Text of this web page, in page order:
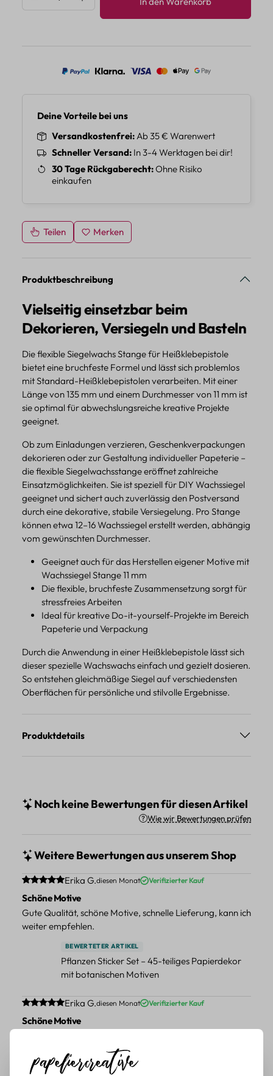
Deine Vorteile bei uns
Versandkostenfrei Ab 35 € Warenwert
Schneller Versand In 3-4 Werktagen bei dir!
30 Tage Rückgaberecht Ohne Risiko
einkaufen
Teilen Merken
Produktbeschreibung
Vielseitig einsetzbar beim
Dekorieren, Versiegeln und Basteln
Die flexible Siegelwachs Stange für Heißklebepistole
bietet eine bruchfeste Formel und lässt sich problemlos
mit Standard-Heißklebepistolen verarbeiten. Mit einer
Länge von 135 mm und einem Durchmesser von 11 mm ist
sie optimal für abwechslungsreiche kreative Projekte
geeignet.
Ob zum Einladungen verzieren, Geschenkverpackungen
dekorieren oder zur Gestaltung individueller Papeterie –
die flexible Siegelwachsstange eröffnet zahlreiche
Einsatzmöglichkeiten. Sie ist speziell für DIY Wachssiegel
geeignet und sichert auch zuverlässig den Postversand
durch eine dekorative, stabile Versiegelung. Pro Stange
können etwa 12–16 Wachssiegel erstellt werden, abhängig
vom gewünschten Durchmesser.
Geeignet auch für das Herstellen eigener Motive mit
Wachssiegel Stange 11 mm
Die flexible, bruchfeste Zusammensetzung sorgt für
stressfreies Arbeiten
Ideal für kreative Do-it-yourself-Projekte im Bereich
Papeterie und Verpackung
Durch die Anwendung in einer Heißklebepistole lässt sich
dieser spezielle Wachswachs einfach und gezielt dosieren.
So entstehen gleichmäßige Siegel auf verschiedensten
Oberflächen für persönliche und stilvolle Ergebnisse.
Produktdetails
Noch keine Bewertungen für diesen Artikel
Wie wir Bewertungen prüfen
Weitere Bewertungen aus unserem Shop
Durchschnittliche Bewertung von 5 von 5 Sternen
Erika G.diesen Monat Verifizierter Kauf
Schöne Motive
Gute Qualität, schöne Motive, schnelle Lieferung, kann ich
weiter empfehlen.
BEWERTETER ARTIKEL
Pflanzen Sticker Set – 45-teiliges Papierdekor
mit botanischen Motiven
Durchschnittliche Bewertung von 5 von 5 Sternen
Erika G.diesen Monat Verifizierter Kauf
Schöne Motive
würde sie wieder kaufen.
BEWERTETER ARTIKEL